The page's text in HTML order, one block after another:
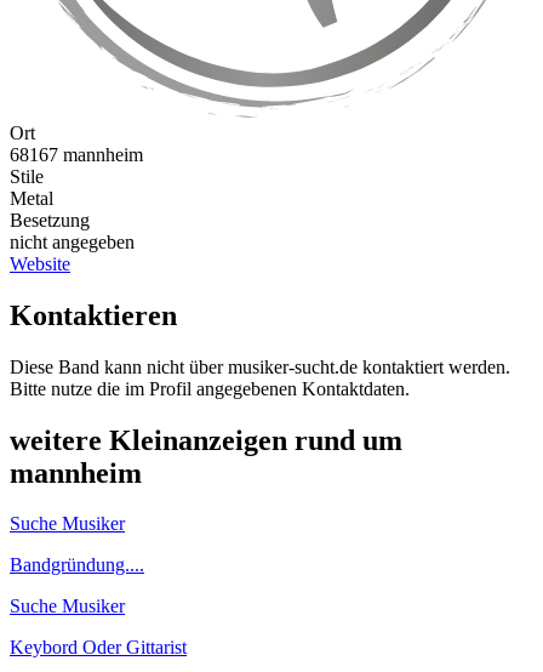
Ort
68167 mannheim
Stile
Metal
Besetzung
nicht angegeben
Website
Kontaktieren
Diese Band kann nicht über musiker-sucht.de kontaktiert werden.
Bitte nutze die im Profil angegebenen Kontaktdaten.
weitere Kleinanzeigen rund um
mannheim
Suche Musiker
Bandgründung....
Suche Musiker
Keybord Oder Gittarist